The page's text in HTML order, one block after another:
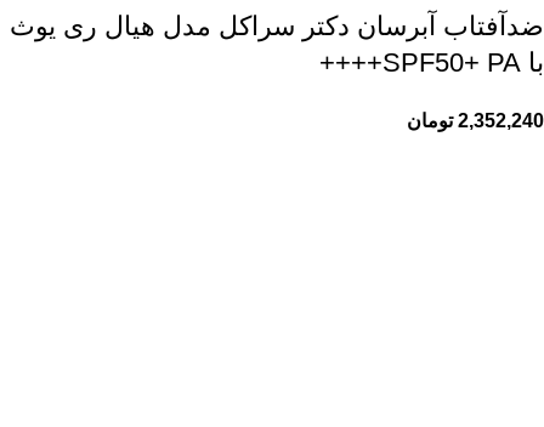
ضدآفتاب آبرسان دکتر سراکل مدل هیال ری یوث
با SPF50+ PA++++
2,352,240 تومان